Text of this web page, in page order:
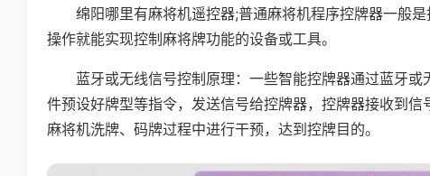
绵阳哪里有麻将机遥控器;普通麻将机程序控牌器一般
操作就能实现控制麻将牌功能的设备或工具。
蓝牙或无线信号控制原理：一些智能控牌器通过蓝牙
件预设好牌型等指令，发送信号给控牌器，控牌器接收到
麻将机洗牌、码牌过程中进行干预，达到控牌目的。